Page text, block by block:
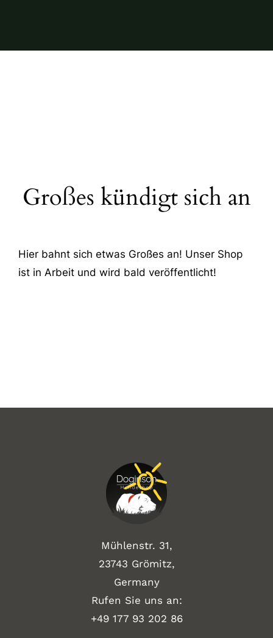
Großes kündigt sich an
Hier bahnt sich etwas Großes an! Unser Shop
ist in Arbeit und wird bald veröffentlicht!
Mühlenstr. 31,
23743 Grömitz,
Germany
Rufen Sie uns an:
+49 177 93 202 86